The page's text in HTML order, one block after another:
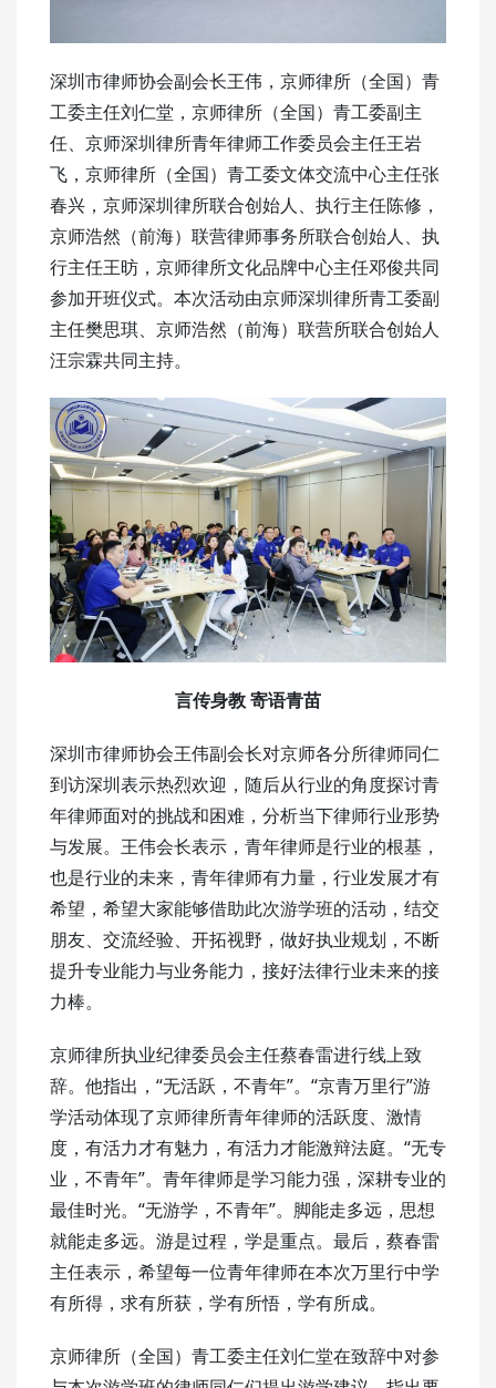
深圳市律师协会副会长王伟，京师律所（全国）青
工委主任刘仁堂，京师律所（全国）青工委副主
任、京师深圳律所青年律师工作委员会主任王岩
飞，京师律所（全国）青工委文体交流中心主任张
春兴，京师深圳律所联合创始人、执行主任陈修，
京师浩然（前海）联营律师事务所联合创始人、执
行主任王昉，京师律所文化品牌中心主任邓俊共同
参加开班仪式。本次活动由京师深圳律所青工委副
主任樊思琪、京师浩然（前海）联营所联合创始人
汪宗霖共同主持。
言传身教 寄语青苗
深圳市律师协会王伟副会长对京师各分所律师同仁
到访深圳表示热烈欢迎，随后从行业的角度探讨青
年律师面对的挑战和困难，分析当下律师行业形势
与发展。王伟会长表示，青年律师是行业的根基，
也是行业的未来，青年律师有力量，行业发展才有
希望，希望大家能够借助此次游学班的活动，结交
朋友、交流经验、开拓视野，做好执业规划，不断
提升专业能力与业务能力，接好法律行业未来的接
力棒。
京师律所执业纪律委员会主任蔡春雷进行线上致
辞。他指出，“无活跃，不青年”。“京青万里行”游
学活动体现了京师律所青年律师的活跃度、激情
度，有活力才有魅力，有活力才能激辩法庭。“无专
业，不青年”。青年律师是学习能力强，深耕专业的
最佳时光。“无游学，不青年”。脚能走多远，思想
就能走多远。游是过程，学是重点。最后，蔡春雷
主任表示，希望每一位青年律师在本次万里行中学
有所得，求有所获，学有所悟，学有所成。
京师律所（全国）青工委主任刘仁堂在致辞中对参